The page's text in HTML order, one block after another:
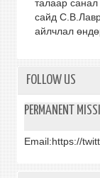
талаар
сайд
айлчлал
FOLLOW US
PERMANENT
Email:https://